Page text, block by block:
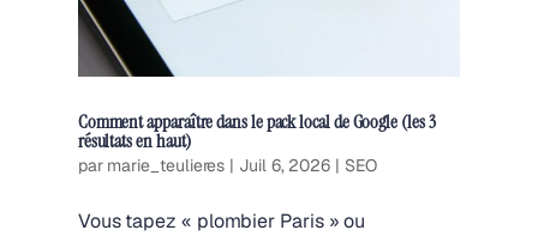
Comment apparaître dans le pack local de Google (les 3
résultats en haut)
par marie_teulieres | Juil 6, 2026 | SEO
Vous tapez « plombier Paris » ou